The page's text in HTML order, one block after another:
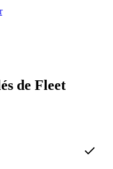
de Fleet